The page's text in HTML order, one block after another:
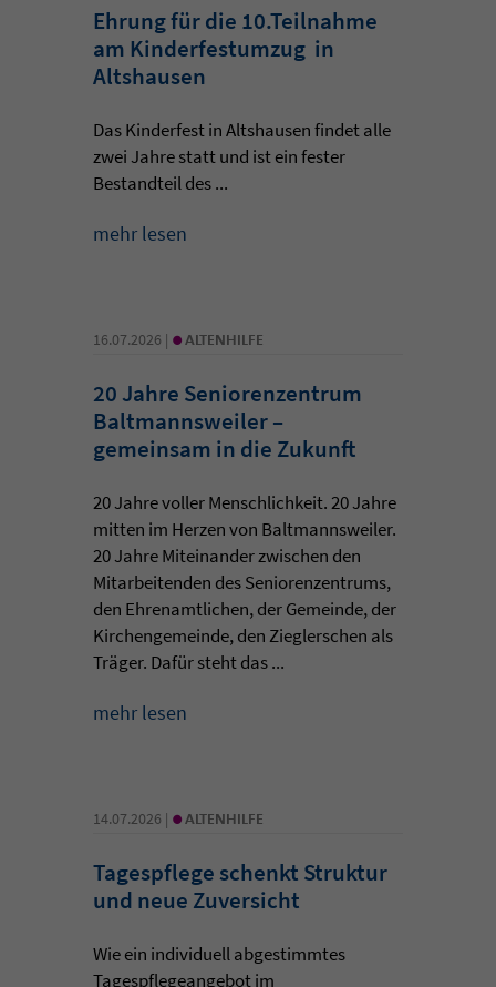
Ehrung für die 10.Teilnahme
am Kinderfestumzug in
Altshausen
Das Kinderfest in Altshausen findet alle
zwei Jahre statt und ist ein fester
Bestandteil des ...
mehr lesen
16.07.2026 | • ALTENHILFE
20 Jahre Seniorenzentrum
Baltmannsweiler –
gemeinsam in die Zukunft
20 Jahre voller Menschlichkeit. 20 Jahre
mitten im Herzen von Baltmannsweiler.
20 Jahre Miteinander zwischen den
Mitarbeitenden des Seniorenzentrums,
den Ehrenamtlichen, der Gemeinde, der
Kirchengemeinde, den Zieglerschen als
Träger. Dafür steht das ...
mehr lesen
14.07.2026 | • ALTENHILFE
Tagespflege schenkt Struktur
und neue Zuversicht
Wie ein individuell abgestimmtes
Tagespflegeangebot im